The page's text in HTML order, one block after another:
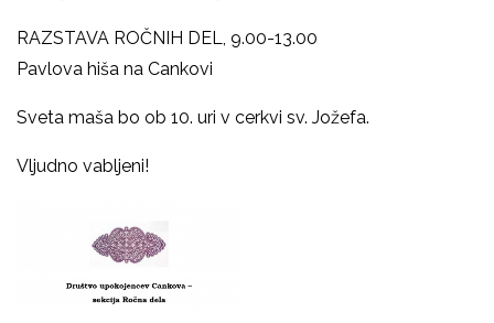
RAZSTAVA ROČNIH DEL, 9.00-13.00
Pavlova hiša na Cankovi
Sveta maša bo ob 10. uri v cerkvi sv. Jožefa.
Vljudno vabljeni!